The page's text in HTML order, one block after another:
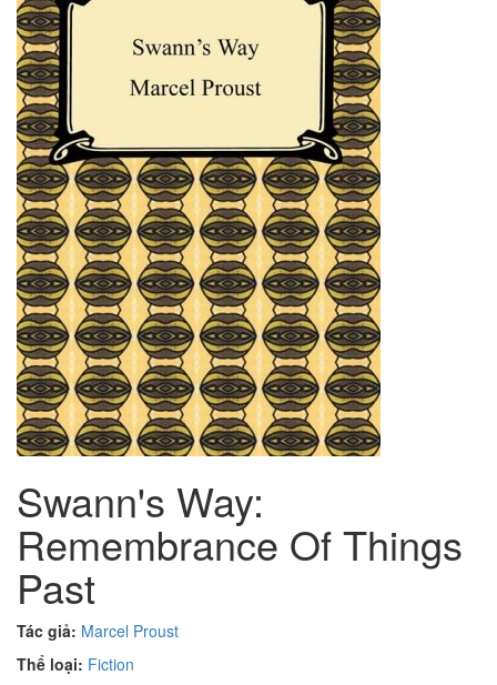
Swann's Way:
Remembrance Of Things
Past
Tác giả: Marcel Proust
Thể loại: Fiction